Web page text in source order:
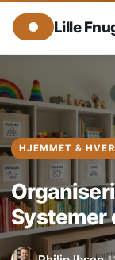
Lille
Systemer